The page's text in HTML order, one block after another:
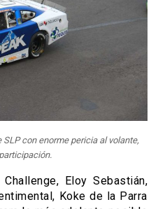
SLP con enorme pericia al volante,
Eloy Sebastián,
Koke de la Parra